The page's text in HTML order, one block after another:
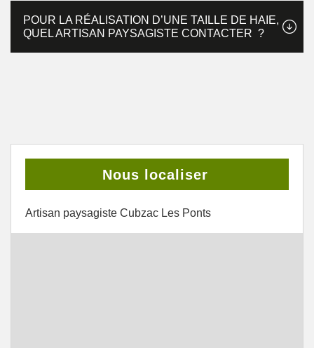
POUR LA RÉALISATION D’UNE TAILLE DE HAIE,
QUEL ARTISAN PAYSAGISTE CONTACTER ?
Nous localiser
Artisan paysagiste Cubzac Les Ponts